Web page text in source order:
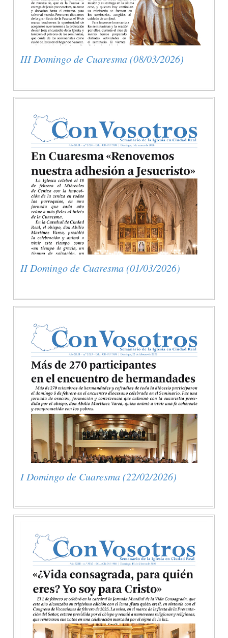
III Domingo de Cuaresma (08/03/2026)
II Domingo de Cuaresma (01/03/2026)
I Domingo de Cuaresma (22/02/2026)